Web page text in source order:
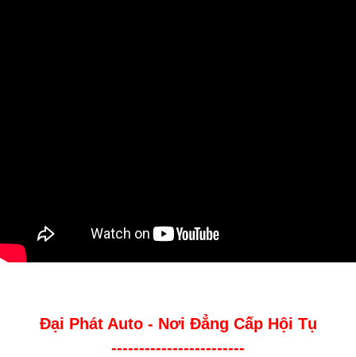
Đại Phát Auto - Nơi Đẳng Cấp Hội Tụ
------------------------